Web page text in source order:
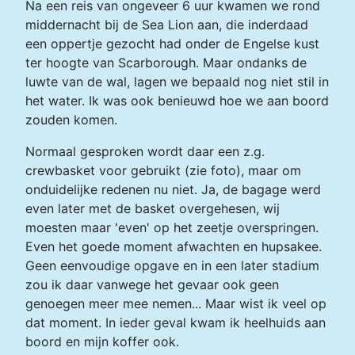
Na een reis van ongeveer 6 uur kwamen we rond
middernacht bij de Sea Lion aan, die inderdaad
een oppertje gezocht had onder de Engelse kust
ter hoogte van Scarborough. Maar ondanks de
luwte van de wal, lagen we bepaald nog niet stil in
het water. Ik was ook benieuwd hoe we aan boord
zouden komen.
Normaal gesproken wordt daar een z.g.
crewbasket voor gebruikt (zie foto), maar om
onduidelijke redenen nu niet. Ja, de bagage werd
even later met de basket overgehesen, wij
moesten maar 'even' op het zeetje overspringen.
Even het goede moment afwachten en hupsakee.
Geen eenvoudige opgave en in een later stadium
zou ik daar vanwege het gevaar ook geen
genoegen meer mee nemen... Maar wist ik veel op
dat moment. In ieder geval kwam ik heelhuids aan
boord en mijn koffer ook.